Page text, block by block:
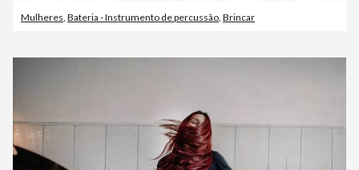
Mulheres Bateria - Instrumento de percussão Brincar